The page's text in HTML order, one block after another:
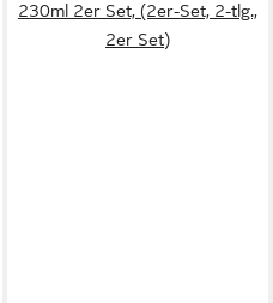
230ml 2er Set, (2er-Set, 2-tlg.,
2er Set)